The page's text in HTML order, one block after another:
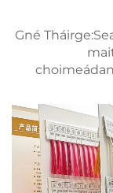
Gné